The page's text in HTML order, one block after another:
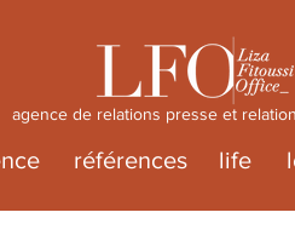
agence de relations presse et
références life